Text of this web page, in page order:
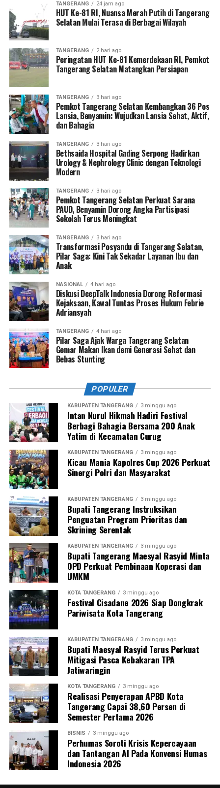
TANGERANG 24 jam ago
HUT Ke-81 RI, Nuansa Merah Putih di Tangerang
Selatan Mulai Terasa di Berbagai Wilayah
TANGERANG 2 hari ago
Peringatan HUT Ke-81 Kemerdekaan RI, Pemkot
Tangerang Selatan Matangkan Persiapan
TANGERANG 3 hari ago
Pemkot Tangerang Selatan Kembangkan 36 Pos
Lansia, Benyamin: Wujudkan Lansia Sehat, Aktif,
dan Bahagia
TANGERANG 3 hari ago
Bethsaida Hospital Gading Serpong Hadirkan
Urology & Nephrology Clinic dengan Teknologi
Modern
TANGERANG 3 hari ago
Pemkot Tangerang Selatan Perkuat Sarana
PAUD, Benyamin Dorong Angka Partisipasi
Sekolah Terus Meningkat
TANGERANG 3 hari ago
Transformasi Posyandu di Tangerang Selatan,
Pilar Saga: Kini Tak Sekadar Layanan Ibu dan
Anak
NASIONAL 4 hari ago
Diskusi DeepTalk Indonesia Dorong Reformasi
Kejaksaan, Kawal Tuntas Proses Hukum Febrie
Adriansyah
TANGERANG 4 hari ago
Pilar Saga Ajak Warga Tangerang Selatan
Gemar Makan Ikan demi Generasi Sehat dan
Bebas Stunting
POPULER
KABUPATEN TANGERANG 3 minggu ago
Intan Nurul Hikmah Hadiri Festival
Berbagi Bahagia Bersama 200 Anak
Yatim di Kecamatan Curug
KABUPATEN TANGERANG 3 minggu ago
Kicau Mania Kapolres Cup 2026 Perkuat
Sinergi Polri dan Masyarakat
KABUPATEN TANGERANG 3 minggu ago
Bupati Tangerang Instruksikan
Penguatan Program Prioritas dan
Skrining Serentak
KABUPATEN TANGERANG 3 minggu ago
Bupati Tangerang Maesyal Rasyid Minta
OPD Perkuat Pembinaan Koperasi dan
UMKM
KOTA TANGERANG 3 minggu ago
Festival Cisadane 2026 Siap Dongkrak
Pariwisata Kota Tangerang
KABUPATEN TANGERANG 3 minggu ago
Bupati Maesyal Rasyid Terus Perkuat
Mitigasi Pasca Kebakaran TPA
Jatiwaringin
KOTA TANGERANG 3 minggu ago
Realisasi Penyerapan APBD Kota
Tangerang Capai 38,60 Persen di
Semester Pertama 2026
BISNIS 3 minggu ago
Perhumas Soroti Krisis Kepercayaan
dan Tantangan AI Pada Konvensi Humas
Indonesia 2026